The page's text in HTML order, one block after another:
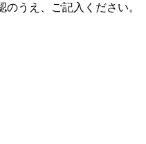
のうえ、ご記入ください。